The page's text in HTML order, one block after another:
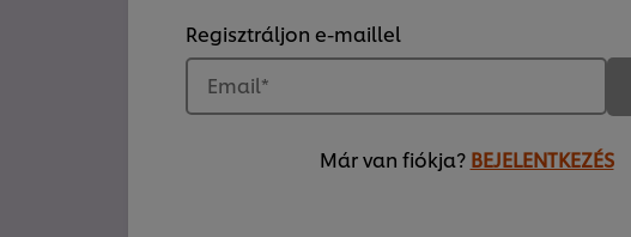
Regisztráljon e-maillel
Email*
Már van fiókja? BEJELENTKEZÉS